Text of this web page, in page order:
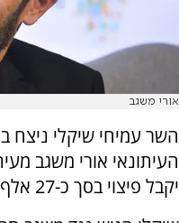
אורי משגב
השר עמיחי שיקלי ניצח
העיתונאי אורי משגב
יקבל פיצוי בסך כ-27 אלף ש"ח.